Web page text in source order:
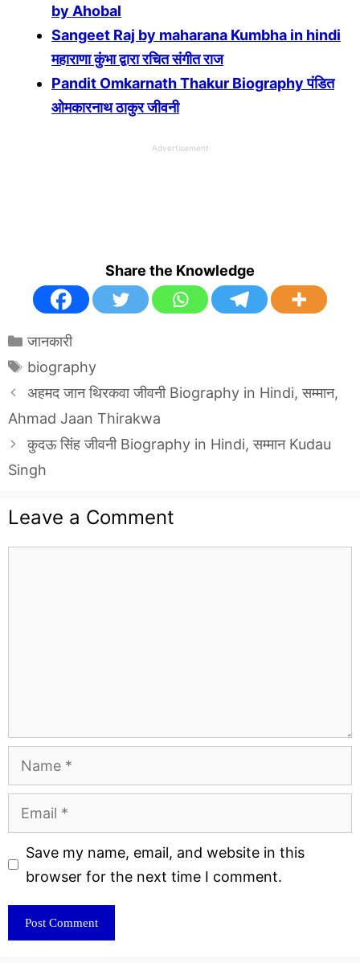
by Ahobal
Sangeet Raj by maharana Kumbha in hindi
महाराणा कुंभा द्वारा रचित संगीत राज
Pandit Omkarnath Thakur Biography पंडित
ओमकारनाथ ठाकुर जीवनी
Advertisement
Share the Knowledge
Categories
जानकारी
Tags
biography
अहमद जान थिरकवा जीवनी Biography in Hindi, सम्मान,
Ahmad Jaan Thirakwa
कुदऊ सिंह जीवनी Biography in Hindi, सम्मान Kudau
Singh
Leave a Comment
Name
Email
Website
Save my name, email, and website in this
browser for the next time I comment.